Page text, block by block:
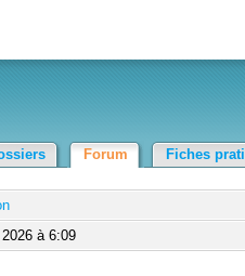
Forum Fiches
à 6:09